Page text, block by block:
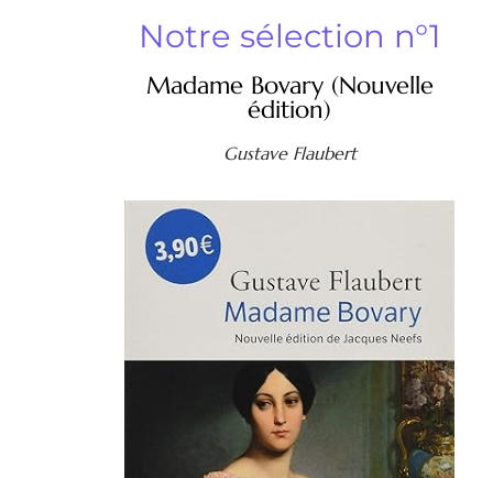
Notre sélection n°1
Madame Bovary (Nouvelle
édition)
Gustave Flaubert